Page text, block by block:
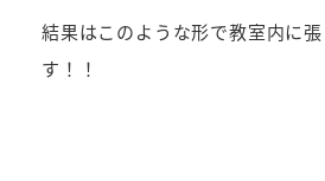
結果はこのような形で教室内に
す！！